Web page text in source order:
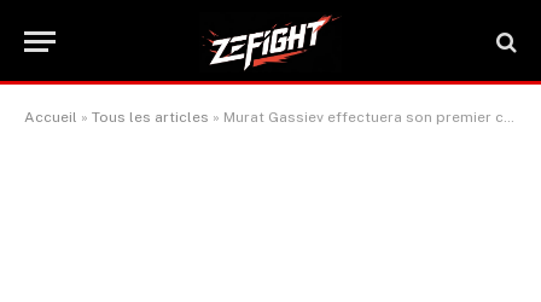
Accueil » Tous les articles » Murat Gassiev effectuera son premier combat aux États-Unis depuis 2018